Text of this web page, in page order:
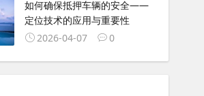
如何确保抵押车辆的安全——
定位技术的应用与重要性
2026-04-07
0